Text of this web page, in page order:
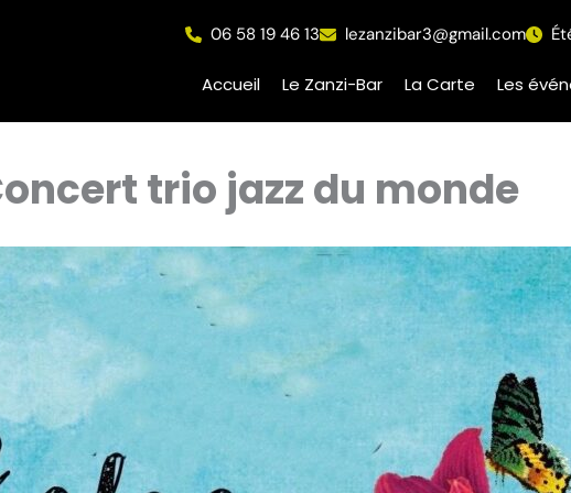
Accueil Le Zanzi-Bar La Carte Les
06 58 19 46 13 lezanzibar3@gmail.com
trio jazz du monde